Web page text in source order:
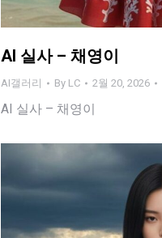
AI 실사 – 채영이
AI갤러리 By LC 2월 20, 2026
AI 실사 – 채영이